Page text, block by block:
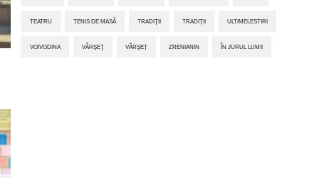
TEATRU TENIS DE MASĂ TRADIŢII TRADIȚII ULTIMELESTIRI
VOIVODINA VÂRŞEŢ VÂRȘEȚ ZRENIANIN ÎN JURUL LUMII